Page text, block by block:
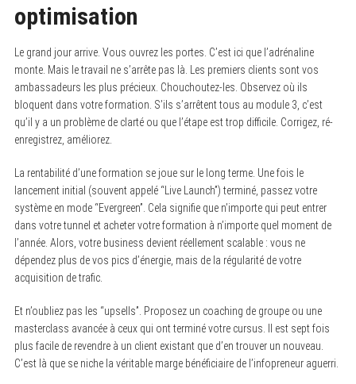
optimisation
Le grand jour arrive. Vous ouvrez les portes. C’est ici que l’adrénaline
monte. Mais le travail ne s’arrête pas là. Les premiers clients sont vos
ambassadeurs les plus précieux. Chouchoutez-les. Observez où ils
bloquent dans votre formation. S’ils s’arrêtent tous au module 3, c’est
qu’il y a un problème de clarté ou que l’étape est trop difficile. Corrigez, ré-
enregistrez, améliorez.
La rentabilité d’une formation se joue sur le long terme. Une fois le
lancement initial (souvent appelé “Live Launch”) terminé, passez votre
système en mode “Evergreen”. Cela signifie que n’importe qui peut entrer
dans votre tunnel et acheter votre formation à n’importe quel moment de
l’année. Alors, votre business devient réellement scalable : vous ne
dépendez plus de vos pics d’énergie, mais de la régularité de votre
acquisition de trafic.
Et n’oubliez pas les “upsells”. Proposez un coaching de groupe ou une
masterclass avancée à ceux qui ont terminé votre cursus. Il est sept fois
plus facile de revendre à un client existant que d’en trouver un nouveau.
C’est là que se niche la véritable marge bénéficiaire de l’infopreneur aguerri.